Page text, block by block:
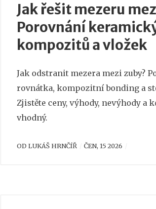
Jak řešit mezeru
Porovnání
kompozitů a vložek
Jak odstranit mezera mezi zuby?
rovnátka, kompozitní bonding a
Zjistěte ceny, výhody, nevýhody a
vhodný.
OD LUKÁŠ HRNČÍŘ ČEN, 15 2026